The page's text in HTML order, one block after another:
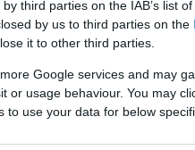
third parties on the IAB’s list
by us to third parties on the
it to other third parties.
Google services and may
or usage behaviour. You may
use your data for below